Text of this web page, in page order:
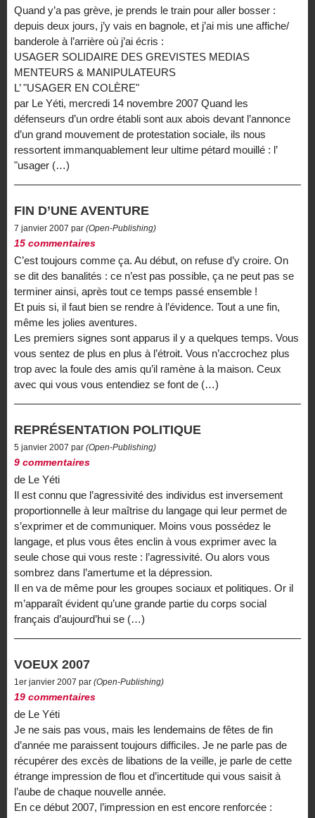
Quand y’a pas grève, je prends le train pour aller bosser :
depuis deux jours, j’y vais en bagnole, et j’ai mis une affiche/
banderole à l’arrière où j’ai écris :
USAGER SOLIDAIRE DES GREVISTES MEDIAS
MENTEURS & MANIPULATEURS
L’ "USAGER EN COLÈRE"
par Le Yéti, mercredi 14 novembre 2007 Quand les
défenseurs d’un ordre établi sont aux abois devant l’annonce
d’un grand mouvement de protestation sociale, ils nous
ressortent immanquablement leur ultime pétard mouillé : l’
"usager (…)
FIN D’UNE AVENTURE
7 janvier 2007 par (Open-Publishing)
15 commentaires
C’est toujours comme ça. Au début, on refuse d’y croire. On
se dit des banalités : ce n’est pas possible, ça ne peut pas se
terminer ainsi, après tout ce temps passé ensemble !
Et puis si, il faut bien se rendre à l’évidence. Tout a une fin,
même les jolies aventures.
Les premiers signes sont apparus il y a quelques temps. Vous
vous sentez de plus en plus à l’étroit. Vous n’accrochez plus
trop avec la foule des amis qu’il ramène à la maison. Ceux
avec qui vous vous entendiez se font de (…)
REPRÉSENTATION POLITIQUE
5 janvier 2007 par (Open-Publishing)
9 commentaires
de Le Yéti
Il est connu que l’agressivité des individus est inversement
proportionnelle à leur maîtrise du langage qui leur permet de
s’exprimer et de communiquer. Moins vous possédez le
langage, et plus vous êtes enclin à vous exprimer avec la
seule chose qui vous reste : l’agressivité. Ou alors vous
sombrez dans l’amertume et la dépression.
Il en va de même pour les groupes sociaux et politiques. Or il
m’apparaît évident qu’une grande partie du corps social
français d’aujourd’hui se (…)
VOEUX 2007
1er janvier 2007 par (Open-Publishing)
19 commentaires
de Le Yéti
Je ne sais pas vous, mais les lendemains de fêtes de fin
d’année me paraissent toujours difficiles. Je ne parle pas de
récupérer des excès de libations de la veille, je parle de cette
étrange impression de flou et d’incertitude qui vous saisit à
l’aube de chaque nouvelle année.
En ce début 2007, l’impression en est encore renforcée :